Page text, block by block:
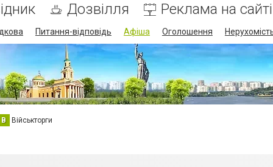
Дозвілля Реклама на сайті
Питання-відповідь Афіша Оголошення
В Військторги